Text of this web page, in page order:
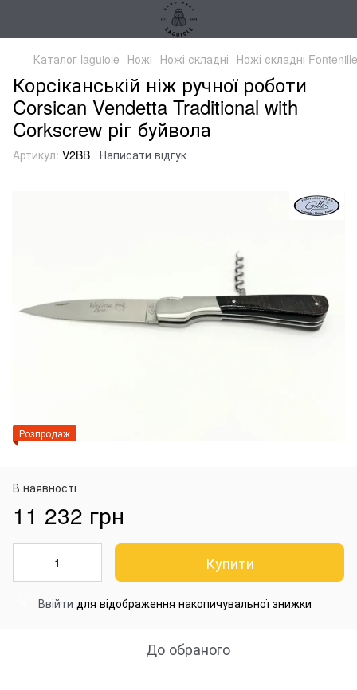
Каталог laguiole Ножі Ножі складні Ножі складні
Корсіканській ніж ручної роботи
Corsican Vendetta Traditional with
Corkscrew ріг буйвола
Артикул: V2BB Написати відгук
Розпродаж
В наявності
11 232 грн
Купити
Ввійти для відображення накопичувальної знижки
До обраного